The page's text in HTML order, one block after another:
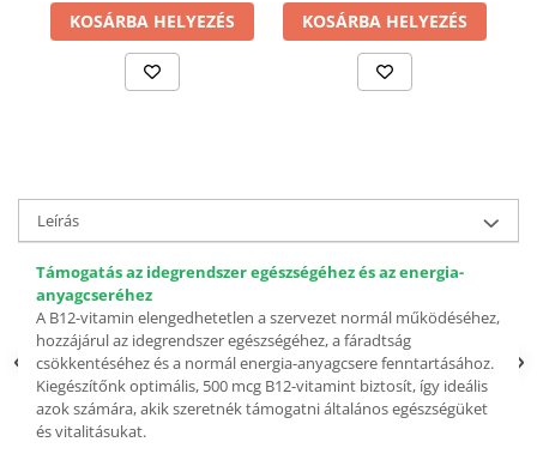
KOSÁRBA HELYEZÉS KOSÁRBA HELYEZÉS
Leírás
Támogatás az idegrendszer egészségéhez és az energia-
anyagcseréhez
A B12-vitamin elengedhetetlen a szervezet normál működéséhez,
hozzájárul az idegrendszer egészségéhez, a fáradtság
csökkentéséhez és a normál energia-anyagcsere fenntartásához.
Kiegészítőnk optimális, 500 mcg B12-vitamint biztosít, így ideális
azok számára, akik szeretnék támogatni általános egészségüket
és vitalitásukat.